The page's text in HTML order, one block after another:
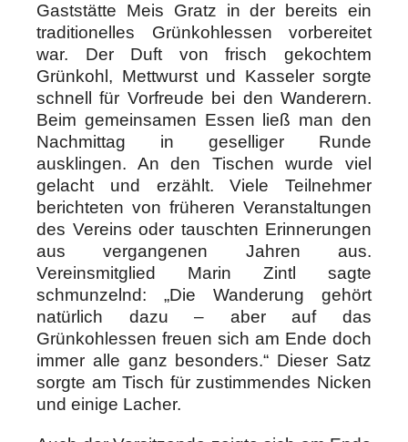
Gaststätte Meis Gratz in der bereits ein
traditionelles Grünkohlessen vorbereitet
war. Der Duft von frisch gekochtem
Grünkohl, Mettwurst und Kasseler sorgte
schnell für Vorfreude bei den Wanderern.
Beim gemeinsamen Essen ließ man den
Nachmittag in geselliger Runde
ausklingen. An den Tischen wurde viel
gelacht und erzählt. Viele Teilnehmer
berichteten von früheren Veranstaltungen
des Vereins oder tauschten Erinnerungen
aus vergangenen Jahren aus.
Vereinsmitglied Marin Zintl sagte
schmunzelnd: „Die Wanderung gehört
natürlich dazu – aber auf das
Grünkohlessen freuen sich am Ende doch
immer alle ganz besonders.“ Dieser Satz
sorgte am Tisch für zustimmendes Nicken
und einige Lacher.